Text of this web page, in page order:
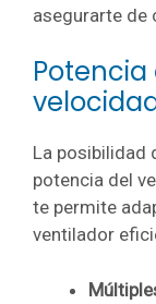
asegurarte de
La posibilidad
potencia del
te permite
ventilador